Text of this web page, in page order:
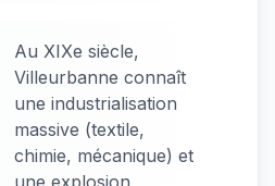
Au XIXe siècle,
Villeurbanne connaît
une industrialisation
massive (textile,
chimie, mécanique) et
une explosion